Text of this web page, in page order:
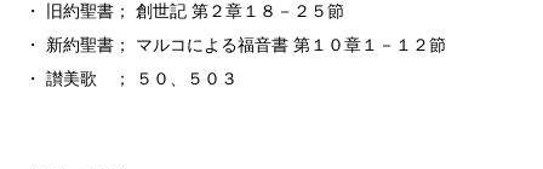
・ 旧約聖書； 創世記 第２章１８－２５節
・ 新約聖書； マルコによる福音書 第１０章１－１２節
・ 讃美歌 ； ５０、５０３